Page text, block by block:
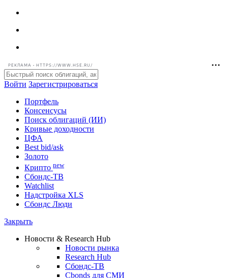
РЕКЛАМА • HTTPS://WWW.HSE.RU/
Войти Зарегистрироваться
Портфель
Консенсусы
Поиск облигаций (ИИ)
Кривые доходности
ЦФА
Best bid/ask
Золото
Крипто new
Сбондс-ТВ
Watchlist
Надстройка XLS
Сбондс Люди
Закрыть
Новости & Research Hub
Новости рынка
Research Hub
Сбондс-ТВ
Cbonds для СМИ